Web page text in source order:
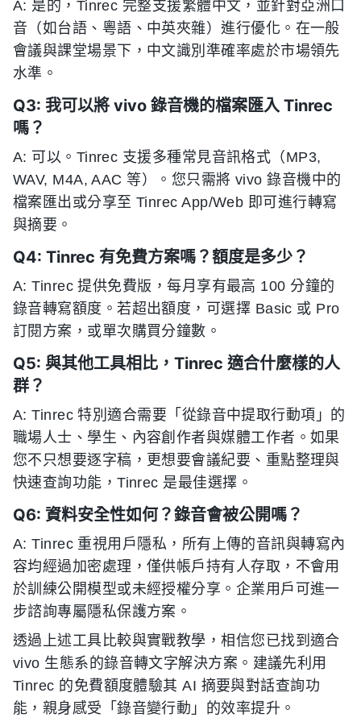
A: 是的，Tinrec 完整支援繁體中文，並針對亞洲口
音（如台語、粵語、中英夾雜）進行優化。在一般
會議與課堂場景下，中文識別準確率處於市場領先
水準。
Q3: 我可以將 vivo 錄音機的檔案匯入 Tinrec
嗎？
A: 可以。Tinrec 支援多種常見音訊格式（MP3,
WAV, M4A, AAC 等）。您只需將 vivo 錄音機中的
檔案匯出或分享至 Tinrec App/Web 即可進行轉寫
與摘要。
Q4: Tinrec 有免費方案嗎？額度是多少？
A: Tinrec 提供免費版，每月享有最高 100 分鐘的
錄音轉寫額度。若超出額度，可選擇 Basic 或 Pro
訂閱方案，或單次購買分鐘數。
Q5: 與其他工具相比，Tinrec 適合什麼樣的人
群？
A: Tinrec 特別適合需要「從錄音中提取行動項」的
職場人士、學生、內容創作者與媒體工作者。如果
您不只想要逐字稿，更想要會議紀要、重點整理與
快速查詢功能，Tinrec 是最佳選擇。
Q6: 資料安全性如何？錄音會被公開嗎？
A: Tinrec 重視用戶隱私，所有上傳的音訊與轉寫內
容均經過加密處理，僅供帳戶持有人存取，不會用
於訓練公開模型或未經授權分享。企業用戶可進一
步諮詢專屬隱私保護方案。
透過上述工具比較與實戰教學，相信您已找到適合
vivo 生態系的錄音轉文字解決方案。建議先利用
Tinrec 的免費額度體驗其 AI 摘要與對話查詢功
能，親身感受「錄音變行動」的效率提升。